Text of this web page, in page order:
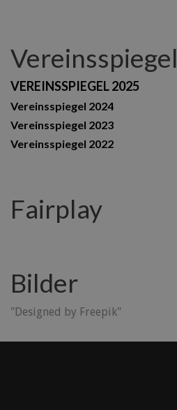
Vereinsspiegel
VEREINSSPIEGEL 2025
Vereinsspiegel 2024
Vereinsspiegel 2023
Vereinsspiegel 2022
Fairplay
Bilder
"Designed by Freepik"